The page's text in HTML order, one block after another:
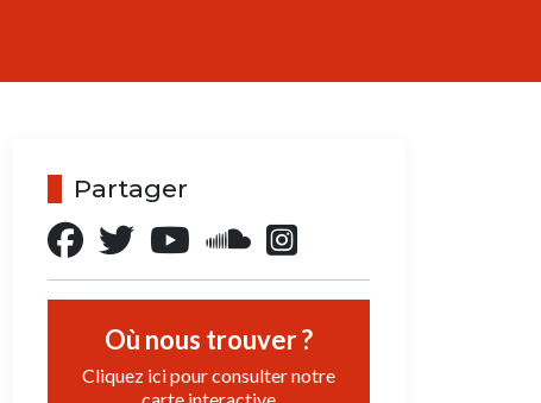
Partager
Où nous trouver ?
Cliquez ici pour consulter notre